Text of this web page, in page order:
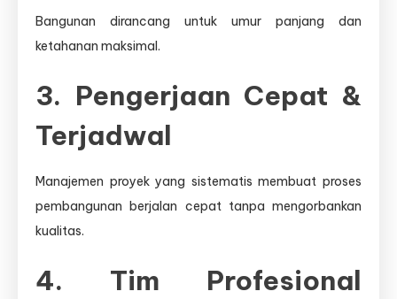
Bangunan dirancang untuk umur panjang dan
ketahanan maksimal.
3. Pengerjaan Cepat &
Terjadwal
Manajemen proyek yang sistematis membuat proses
pembangunan berjalan cepat tanpa mengorbankan
kualitas.
4. Tim Profesional